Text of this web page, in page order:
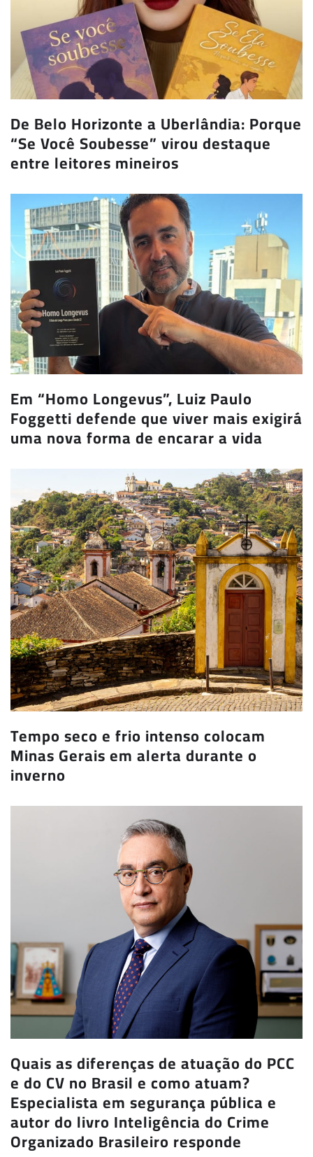
De Belo Horizonte a Uberlândia: Porque
“Se Você Soubesse” virou destaque
entre leitores mineiros
Em “Homo Longevus”, Luiz Paulo
Foggetti defende que viver mais exigirá
uma nova forma de encarar a vida
Tempo seco e frio intenso colocam
Minas Gerais em alerta durante o
inverno
Quais as diferenças de atuação do PCC
e do CV no Brasil e como atuam?
Especialista em segurança pública e
autor do livro Inteligência do Crime
Organizado Brasileiro responde